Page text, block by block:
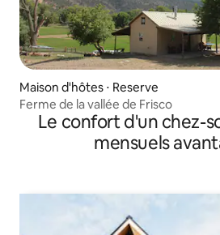
Maison d'hôtes ⋅ Reserve
Ferme de la vallée de Frisco
Le confort d'un chez-
mensuels